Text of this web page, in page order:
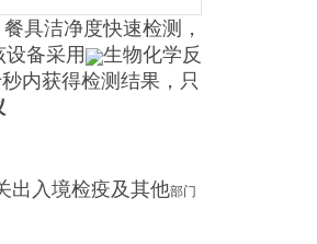
具洁净度快速检测，
备采用
生物化学反
内获得检测结果，只
出入境检疫及其他部门